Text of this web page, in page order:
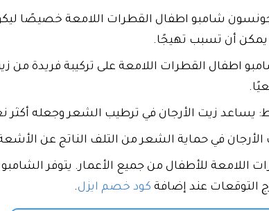
شامبو اطفال القطرات اللامعة خصيصًا
يمكن أن تسبب تهيجًا.
اطفال القطرات اللامعة على تركيبة فريدة من
زيت الأرجان في ترطيب الشعر وجعله
في حماية الشعر من التلف الناتج عن
التوقعات عند إضافة كود خصم ايزل.